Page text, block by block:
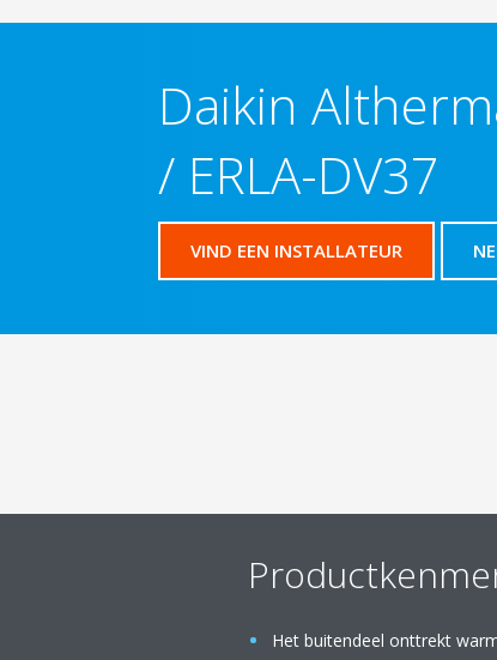
Daikin
/ ERLA-DV37
VIND EEN INSTALLATEUR
Het buitendeel onttrekt